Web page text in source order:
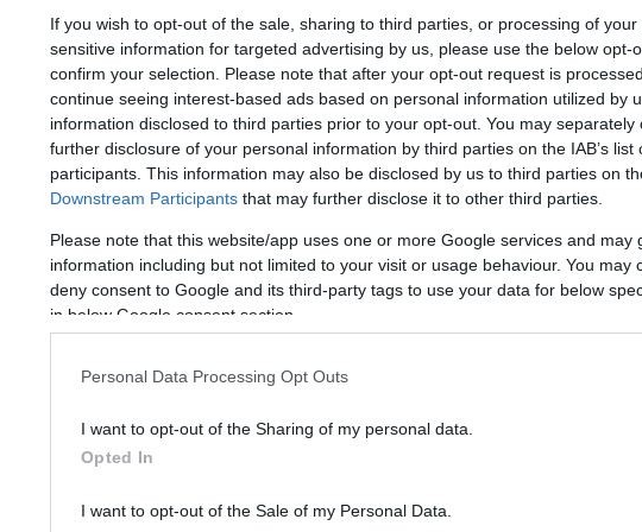
If you wish to opt-out of the sale, sharing to third parties, or processing of
sensitive information for targeted advertising by us, please use the below opt-
confirm your selection. Please note that after your opt-out request is
continue seeing interest-based ads based on personal information utilized by
information disclosed to third parties prior to your opt-out. You may separately
further disclosure of your personal information by third parties on the IAB’s list
participants. This information may also be disclosed by us to third parties on
Downstream Participants that may further disclose it to other third parties.
Please note that this website/app uses one or more Google services and may
information including but not limited to your visit or usage behaviour. You may
deny consent to Google and its third-party tags to use your data for below
in below Google consent section.
Personal Data Processing Opt Outs
I want to opt-out of the Sharing of my personal data.
Opted In
I want to opt-out of the Sale of my Personal Data.